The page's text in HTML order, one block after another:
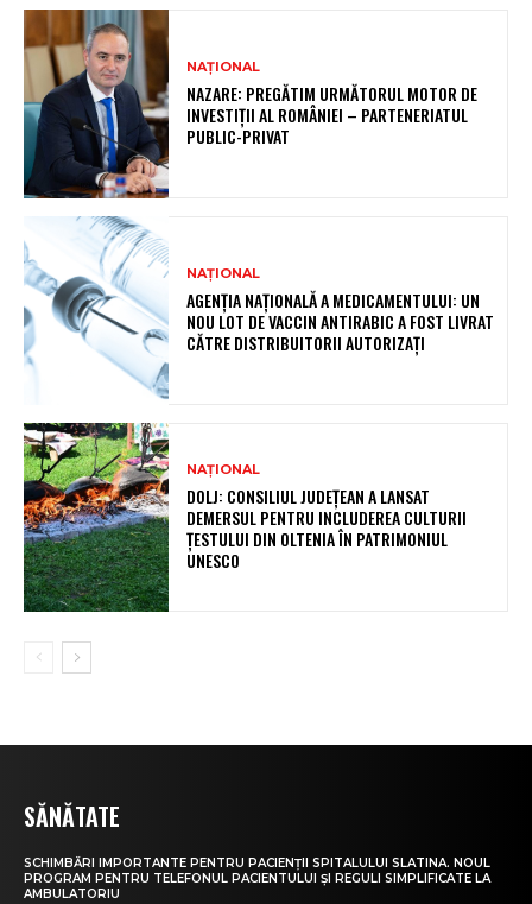
NAȚIONAL
NAZARE: PREGĂTIM URMĂTORUL MOTOR DE
INVESTIȚII AL ROMÂNIEI – PARTENERIATUL
PUBLIC-PRIVAT
NAȚIONAL
AGENȚIA NAȚIONALĂ A MEDICAMENTULUI: UN
NOU LOT DE VACCIN ANTIRABIC A FOST LIVRAT
CĂTRE DISTRIBUITORII AUTORIZAȚI
NAȚIONAL
DOLJ: CONSILIUL JUDEȚEAN A LANSAT
DEMERSUL PENTRU INCLUDEREA CULTURII
ȚESTULUI DIN OLTENIA ÎN PATRIMONIUL
UNESCO
SĂNĂTATE
SCHIMBĂRI IMPORTANTE PENTRU PACIENȚII SPITALULUI SLATINA. NOUL
PROGRAM PENTRU TELEFONUL PACIENTULUI ȘI REGULI SIMPLIFICATE LA
AMBULATORIU